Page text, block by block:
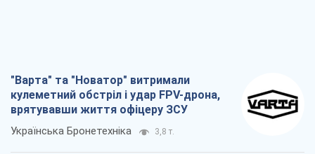
"Варта" та "Новатор" витримали
кулеметний обстріл і удар FPV-дрона,
врятувавши життя офіцеру ЗСУ
Українська Бронетехніка 3,8 т.